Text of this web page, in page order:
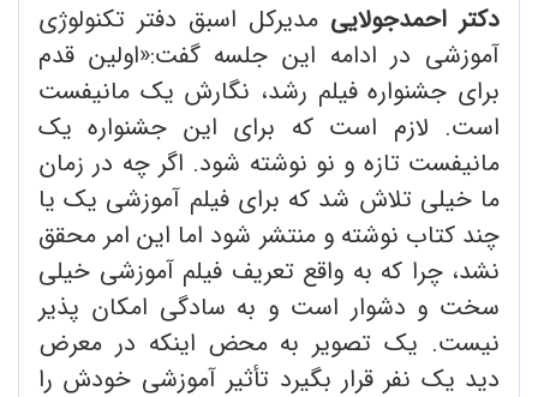
دکتر احمدجولایی مدیرکل اسبق دفتر تکنولوژی
آموزشی در ادامه این جلسه گفت:«اولین قدم
برای جشنواره فیلم رشد، نگارش یک مانیفست
است. لازم است که برای این جشنواره یک
مانیفست تازه و نو نوشته شود. اگر چه در زمان
ما خیلی تلاش شد که برای فیلم آموزشی یک یا
چند کتاب نوشته و منتشر شود اما این امر محقق
نشد، چرا که به واقع تعریف فیلم آموزشی خیلی
سخت و دشوار است و به سادگی امکان پذیر
نیست. یک تصویر به محض اینکه در معرض
دید یک نفر قرار بگیرد تأثیر آموزشی خودش را